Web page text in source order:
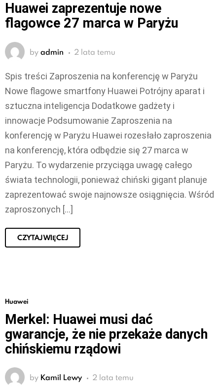
Huawei zaprezentuje nowe
flagowce 27 marca w Paryżu
by admin 2 lata temu
Spis treści Zaproszenia na konferencję w Paryżu
Nowe flagowe smartfony Huawei Potrójny aparat i
sztuczna inteligencja Dodatkowe gadżety i
innowacje Podsumowanie Zaproszenia na
konferencję w Paryżu Huawei rozesłało zaproszenia
na konferencję, która odbędzie się 27 marca w
Paryżu. To wydarzenie przyciąga uwagę całego
świata technologii, ponieważ chiński gigant planuje
zaprezentować swoje najnowsze osiągnięcia. Wśród
zaproszonych […]
CZYTAJ WIĘCEJ
Huawei
Merkel: Huawei musi dać
gwarancje, że nie przekaże danych
chińskiemu rządowi
by Kamil Lewy 2 lata temu